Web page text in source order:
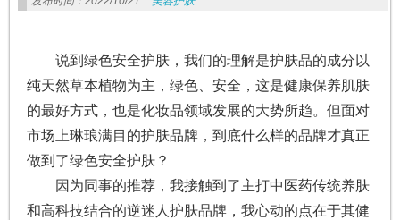
说到绿色安全护肤，我们的理解是护肤品的成分以
纯天然草本植物为主，绿色、安全，这是健康保养肌肤
的最好方式，也是化妆品领域发展的大势所趋。但面对
市场上琳琅满目的护肤品牌，到底什么样的品牌才真正
做到了绿色安全护肤？
因为同事的推荐，我接触到了主打中医药传统养肤
和高科技结合的逆迷人护肤品牌，我心动的点在于其健